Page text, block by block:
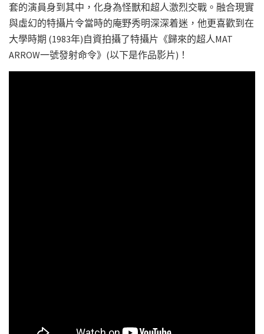
套的演員身到其中，化身為怪獸和超人激烈交戰。融合現實
與虛幻的特攝片令當時的庵野秀明深深着迷，他更喜歡到在
大學時期 (1983年)自資拍攝了特攝片《歸來的超人MAT
ARROW一號發射命令》(以下是作品影片)！